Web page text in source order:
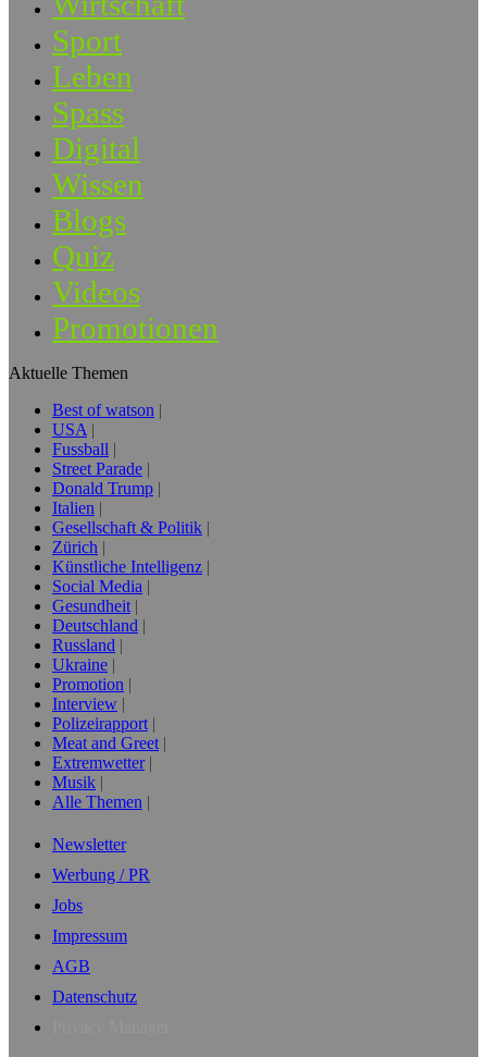
Sport
Leben
Spass
Digital
Wissen
Blogs
Quiz
Videos
Promotionen
Aktuelle Themen
Best of watson
USA
Fussball
Street Parade
Donald Trump
Italien
Gesellschaft & Politik
Zürich
Künstliche Intelligenz
Social Media
Gesundheit
Deutschland
Russland
Ukraine
Promotion
Interview
Polizeirapport
Meat and Greet
Extremwetter
Musik
Alle Themen
Newsletter
Werbung / PR
Jobs
Impressum
AGB
Datenschutz